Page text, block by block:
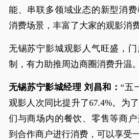
能、串联多领域业态的新型消
消费场景，丰富了大家的观影消费
无锡苏宁影城观影人气旺盛，
制，有力助推周边商圈消费升温。
无锡苏宁影城经理 刘昌和：“五
观影人次同比提升了67.4%。为
们与商场内的餐饮、零售等商
到合作商户进行消费，可以享受